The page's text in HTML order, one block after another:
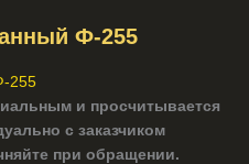
Ф-255
и просчитывается
с заказчиком
при обращении.